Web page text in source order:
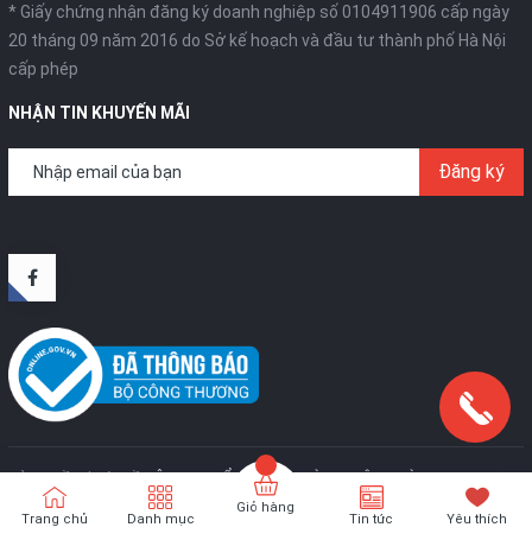
* Giấy chứng nhận đăng ký doanh nghiệp số 0104911906 cấp ngày
20 tháng 09 năm 2016 do Sở kế hoạch và đầu tư thành phố Hà Nội
cấp phép
NHẬN TIN KHUYẾN MÃI
Đăng ký
Bản quyền thuộc vềCÔNG TY CỔ PHẦN SX VÀ TM TÂN HOÀNG KIM.Cung
cấp bởi
Trang chủ Danh mục
Giỏ hàng
Tin tức Yêu thích